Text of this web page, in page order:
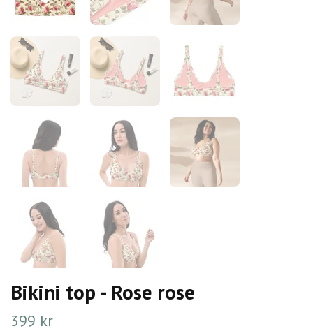
Bikini top - Rose rose
399 kr